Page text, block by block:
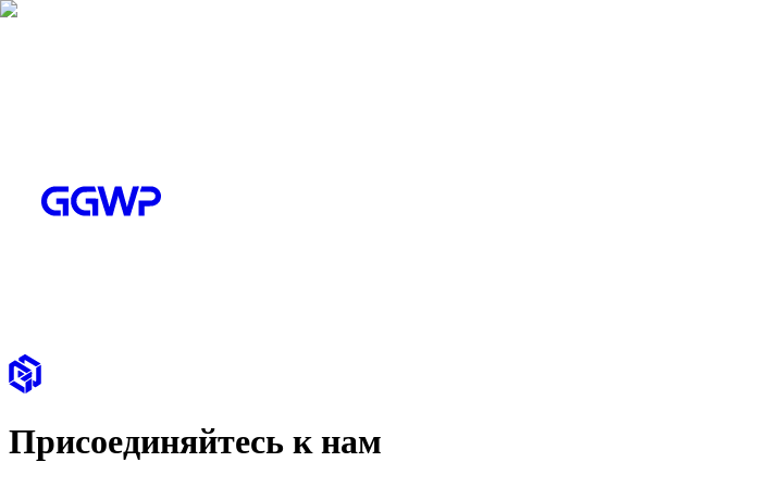
Присоединяйтесь к нам